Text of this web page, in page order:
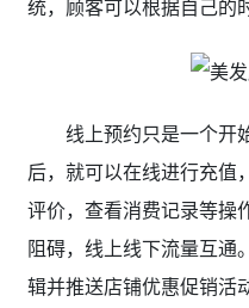
统，顾客可以根据自己的
线上预约只是一个开
后，就可以在线进行充值
评价，查看消费记录等操
阻碍，线上线下流量互通
辑并推送店铺优惠促销活